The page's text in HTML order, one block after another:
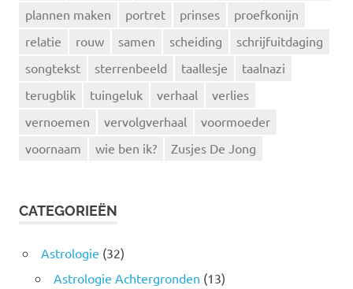
plannen maken
portret prinses
proefkonijn
relatie
rouw samen scheiding
schrijfuitdaging
songtekst
sterrenbeeld taallesje
taalnazi
terugblik
tuingeluk verhaal
verlies
vernoemen
vervolgverhaal
voormoeder
voornaam
wie ben ik? Zusjes De Jong
CATEGORIEËN
Astrologie (32)
Astrologie Achtergronden (13)